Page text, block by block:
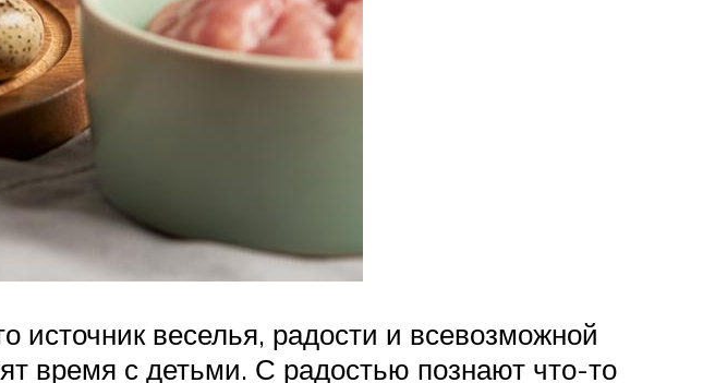
веселья, радости и всевозможной
время с детьми. С радостью познают что-то